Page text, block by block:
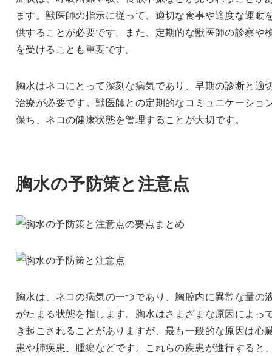
ます。獣医師の指示に従って、適切な食事や適度な運動
供することが必要です。また、定期的な獣医師の診察や
を受けることも重要です。
胸水はネコにとって深刻な病気であり、早期の診断と適
治療が必要です。獣医師との定期的なコミュニケーショ
保ち、ネコの健康状態を管理することが大切です。
胸水の予防策と注意点
胸水は、ネコの病気の一つであり、胸腔内に異常な量の
がたまる状態を指します。胸水はさまざまな原因によっ
き起こされることがありますが、最も一般的な原因は心
患や肺疾患、腫瘍などです。これらの疾患が進行すると